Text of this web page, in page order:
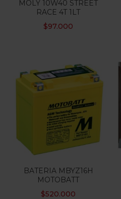
MOLY 10W40 STREET
RACE 4T 1LT
$97.000
BATERIA MBYZ16H
MOTOBATT
$520.000